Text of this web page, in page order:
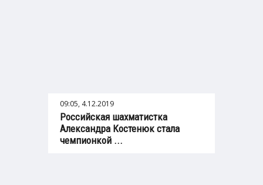
09:05, 4.12.2019
Российская шахматистка
Александра Костенюк стала
чемпионкой ...